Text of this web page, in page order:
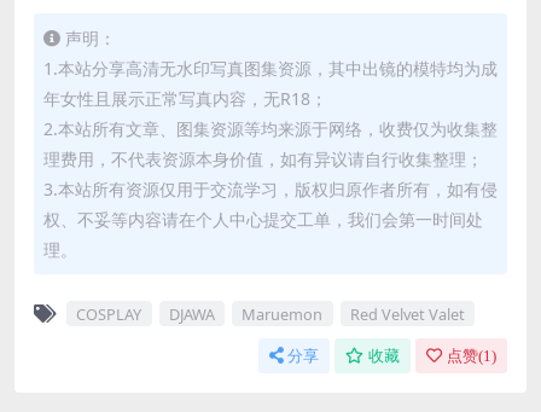
声明：
1.本站分享高清无水印写真图集资源，其中出镜的模特均为成
年女性且展示正常写真内容，无R18；
2.本站所有文章、图集资源等均来源于网络，收费仅为收集整
理费用，不代表资源本身价值，如有异议请自行收集整理；
3.本站所有资源仅用于交流学习，版权归原作者所有，如有侵
权、不妥等内容请在个人中心提交工单，我们会第一时间处
理。
COSPLAY DJAWA Maruemon Red Velvet Valet
分享 收藏 点赞(1)